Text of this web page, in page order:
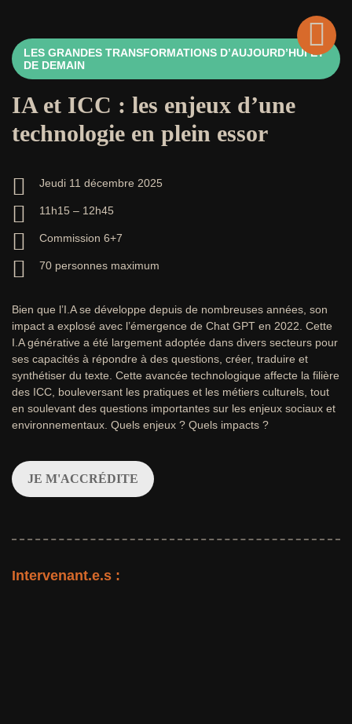
LES GRANDES TRANSFORMATIONS D’AUJOURD’HUI ET
DE DEMAIN
IA et ICC : les enjeux d’une
technologie en plein essor
Jeudi 11 décembre 2025
11h15 – 12h45
Commission 6+7
70 personnes maximum
Bien que l’I.A se développe depuis de nombreuses années, son
impact a explosé avec l’émergence de Chat GPT en 2022. Cette
I.A générative a été largement adoptée dans divers secteurs pour
ses capacités à répondre à des questions, créer, traduire et
synthétiser du texte. Cette avancée technologique affecte la filière
des ICC, bouleversant les pratiques et les métiers culturels, tout
en soulevant des questions importantes sur les enjeux sociaux et
environnementaux. Quels enjeux ? Quels impacts ?
JE M'ACCRÉDITE
Intervenant.e.s :